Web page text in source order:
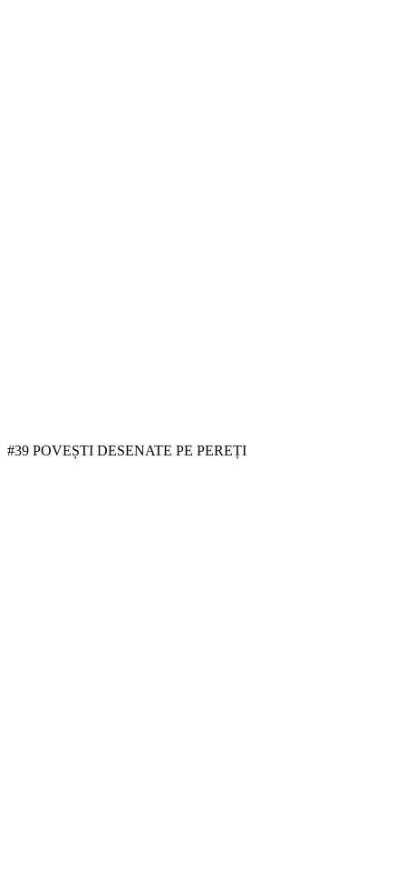
#39 POVEȘTI DESENATE PE PEREȚI